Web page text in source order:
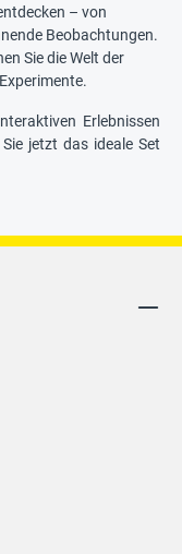
– von
Beobachtungen.
Sie die Welt der
Erlebnissen
jetzt das ideale Set